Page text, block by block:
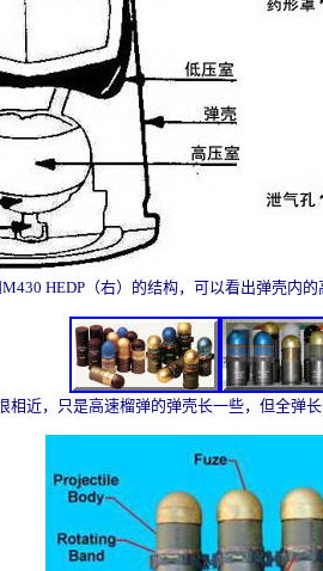
HEDP（右）的结构，可以看出弹壳内
相近，只是高速榴弹的弹壳长一些，但全弹